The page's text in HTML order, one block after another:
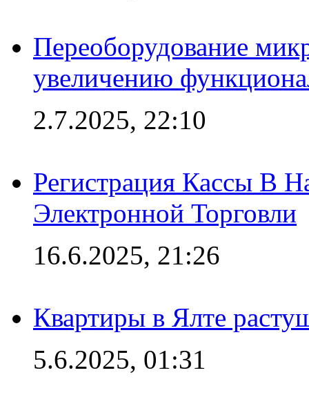
Переоборудование
увеличению
2.7.2025, 22:10
Регистрация Кассы В
Электронной Торговли
16.6.2025, 21:26
Квартиры в Ялте
5.6.2025, 01:31